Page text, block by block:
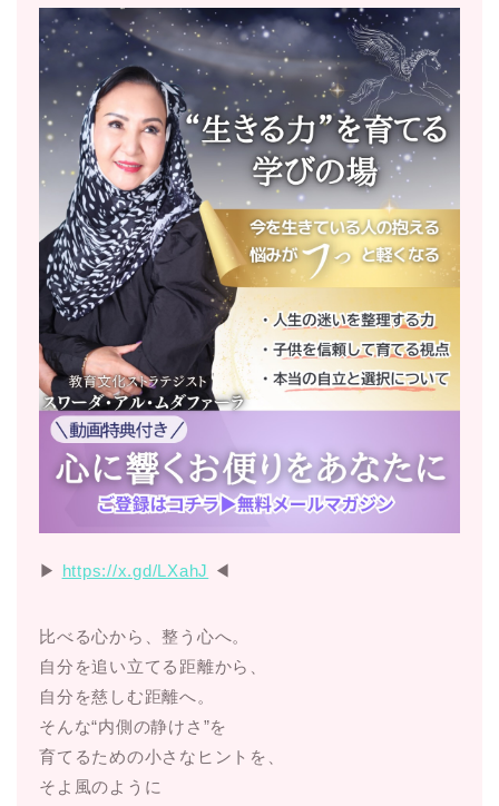
▶︎ https://x.gd/LXahJ ◀︎
比べる心から、整う心へ。
自分を追い立てる距離から、
自分を慈しむ距離へ。
そんな“内側の静けさ”を
育てるための小さなヒントを、
そよ風のように